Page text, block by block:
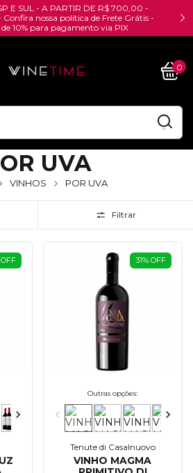
E SUL - A PARTIR DE R$ 700,00 -
Confira nossa política de Frete Grátis -
10% para pagamento via PIX
0
UVA
VINHOS POR UVA
Filtrar
OFF 31% OFF
Outras opções:
Tenute di Casalnuovo
VINHO MAGMA